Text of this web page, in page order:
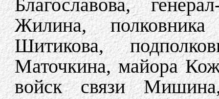
Благославова,
Жилина, полковника
Шитикова,
Маточкина, майора
войск связи